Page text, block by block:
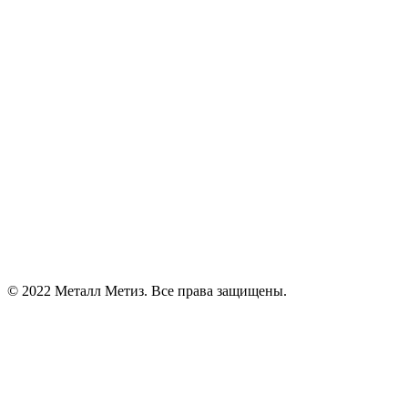
© 2022 Металл Метиз. Все права защищены.